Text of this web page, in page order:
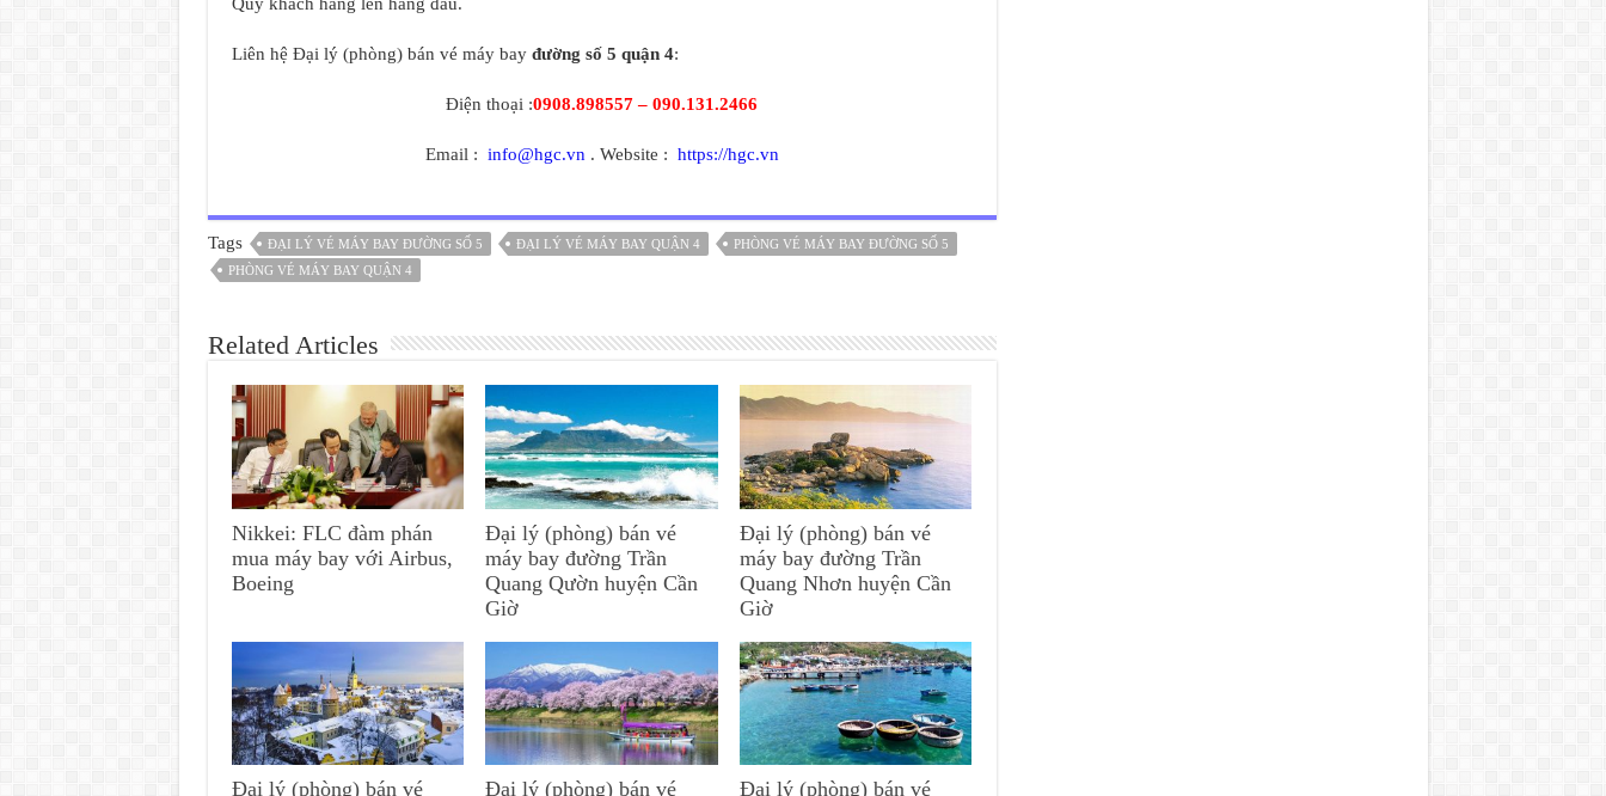
Quý khách hàng lên hàng đầu.
Liên hệ Đại lý (phòng) bán vé máy bay đường số 5 quận 4:
Điện thoại :0908.898557 – 090.131.2466
Email : info@hgc.vn. Website : https://hgc.vn
Tags ĐẠI LÝ VÉ MÁY BAY ĐƯỜNG SỐ 5 ĐẠI LÝ VÉ MÁY BAY QUẬN 4
PHÒNG VÉ MÁY BAY ĐƯỜNG SỐ 5
PHÒNG VÉ MÁY BAY QUẬN 4
Related Articles
Nikkei: FLC đàm phán
mua máy bay với Airbus,
Boeing
Đại lý (phòng) bán vé
máy bay đường Trần
Quang Qườn huyện Cần
Giờ
Đại lý (phòng) bán vé
máy bay đường Trần
Quang Nhơn huyện Cần
Giờ
Đại lý (phòng) bán vé Đại lý (phòng) bán vé Đại lý (phòng) bán vé